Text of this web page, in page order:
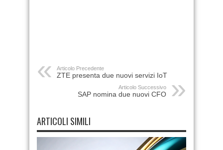
Articolo Precedente
ZTE presenta due nuovi servizi IoT
Articolo Successivo
SAP nomina due nuovi CFO
ARTICOLI SIMILI